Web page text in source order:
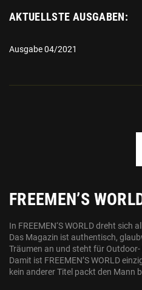
AKTUELLSTE AUSGABEN:
Ausgabe 04/2021
FREEMEN’S
In FREEMEN‘S WORLD dreht sich
Das Magazin ist authentisch,
Träumen an und steht für
Damit ist FREEMEN’S WORLD
kein anderer Titel packt den Mann